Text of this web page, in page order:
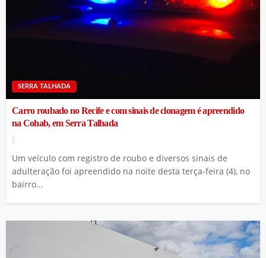
SERRA TALHADA
Carro roubado no Recife e com sinais de clonagem é apreendido
na Cohab, em Serra Talhada
Um veículo com registro de roubo e diversos sinais de
adulteração foi apreendido na noite desta terça-feira (4), no
bairro...